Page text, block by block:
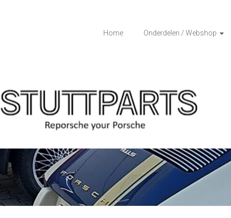
Home Onderdelen / Webshop